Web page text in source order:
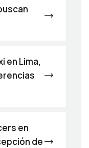
en Lima,
en
de